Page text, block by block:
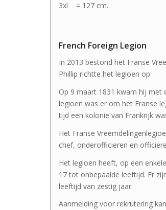
3xl = 127 cm.
French Foreign Legion
In 2013 bestond het Franse
Phillip richtte het legioen op.
Op 9 maart 1831 kwam hij met
legioen was er om het Franse
tijd een kolonie van Frankrijk
Het Franse
chef, onderofficieren en
Het legioen heeft, op een
17 tot onbepaalde leeftijd. Er
leeftijd van zestig jaar.
Aanmelding voor rekrutering